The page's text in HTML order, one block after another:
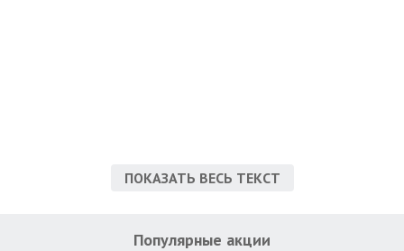
ПОКАЗАТЬ ВЕСЬ ТЕКСТ
Популярные акции